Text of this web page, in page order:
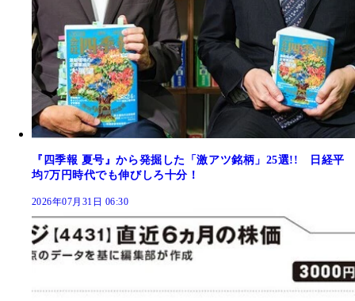
『四季報 夏号』から発掘した「激アツ銘柄」25選!! 日経平
均7万円時代でも伸びしろ十分！
2026年07月31日 06:30